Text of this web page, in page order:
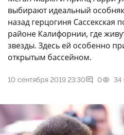
выбирают идеальный
назад герцогиня Сассекская
районе Калифорнии, где
звезды. Здесь ей особенно
открытым бассейном.
10 сентября 2019 23:30 0 34